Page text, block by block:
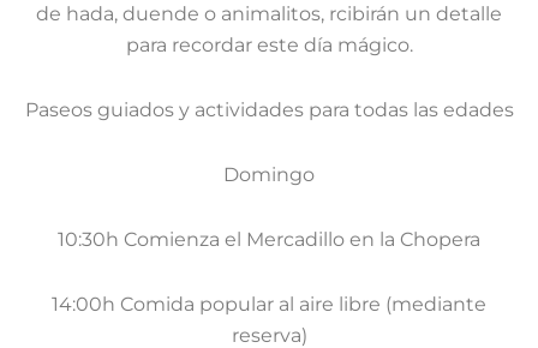
de hada, duende o animalitos, rcibirán un detalle
para recordar este día mágico.
Paseos guiados y actividades para todas las edades
Domingo
10:30h Comienza el Mercadillo en la Chopera
14:00h Comida popular al aire libre (mediante
reserva)